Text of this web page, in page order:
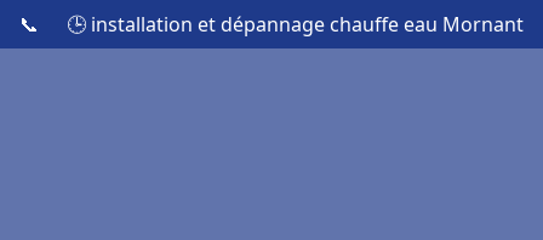
📞 🕒 installation et dépannage chauffe eau Mornant